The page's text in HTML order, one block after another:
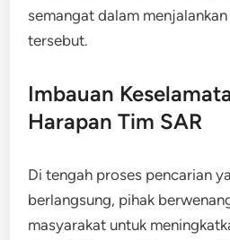
semangat dalam
tersebut.
Imbauan
Harapan Tim SAR
Di tengah proses pencarian
berlangsung, pihak
masyarakat untuk